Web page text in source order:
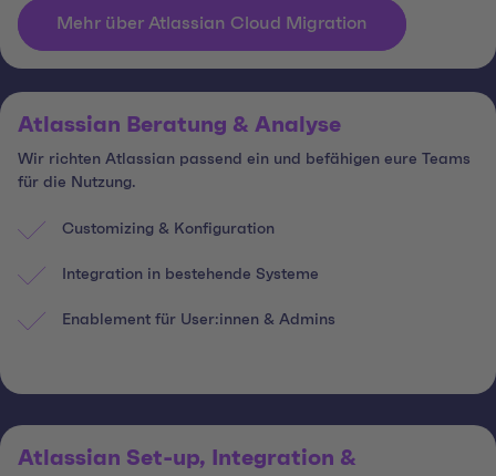
Mehr über Atlassian Cloud Migration
Atlassian Beratung & Analyse
Wir richten Atlassian passend ein und befähigen eure Teams
für die Nutzung.
Customizing & Konfiguration
Integration in bestehende Systeme
Enablement für User:innen & Admins
Atlassian Set-up, Integration &